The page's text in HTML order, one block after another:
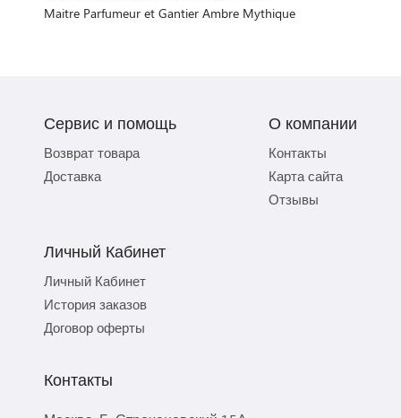
Maitre Parfumeur et Gantier Ambre Mythique
Сервис и помощь
Возврат товара
Доставка
О компании
Контакты
Карта сайта
Отзывы
Личный Кабинет
Личный Кабинет
История заказов
Договор оферты
Контакты